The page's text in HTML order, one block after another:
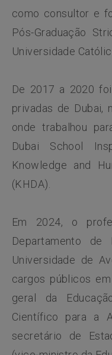
como consultor e
Pós-Graduação
Universidade
De 2017 a 2020
privadas de Dubai,
onde trabalhou
Dubai School
Knowledge and
(KHDA).
Em 2024, o
Departamento
Universidade de
cargos públicos
geral da
Científico para a
secretário de